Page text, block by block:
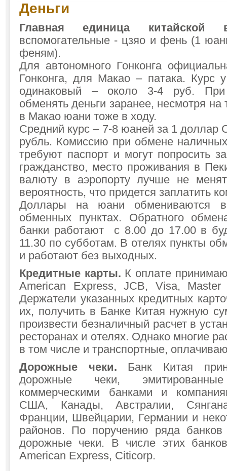
Деньги
Главная единица китайской
вспомогательные - цзяо и фень (1
феням).
Для автономного Гонконга
Гонконга, для Макао – патака. Курс
одинаковый – около 3-4 руб. При
обменять деньги заранее, несмотря на
в Макао юани тоже в ходу.
Средний курс – 7-8 юаней за 1
рубль. Комиссию при обмене
требуют паспорт и могут попросить
гражданство, место проживания в
валюту в аэропорту лучше не
вероятность, что придется заплатить
Доллары на юани обмениваются
обменных пунктах. Обратного
банки работают с 8.00 до 17.00 в
11.30 по субботам. В отелях пункты
и работают без выходных.
Кредитные карты. К оплате
American Express, JCB, Visa,
Держатели указанных кредитных
их, получить в Банке Китая нужную
произвести безналичный расчет в
ресторанах и отелях. Однако многие
в том числе и транспортные,
Дорожные чеки. Банк Китая
дорожные чеки,
коммерческими банками и
США, Канады, Австралии,
Франции, Швейцарии, Германии и
районов. По поручению ряда банков
дорожные чеки. В числе этих
American Express, Citicorp.